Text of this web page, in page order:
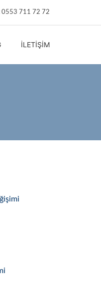
0553 711 72 72
İLETIŞIM